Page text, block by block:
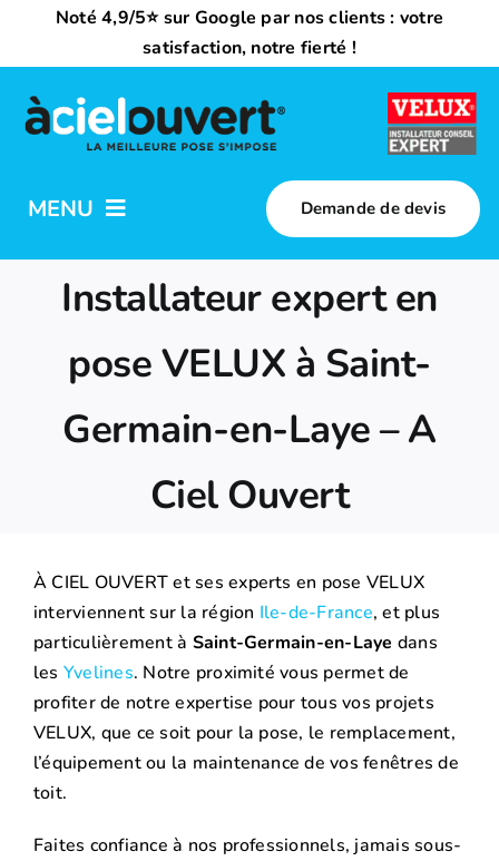
contenu
Noté 4,9/5⭐ sur Google par nos clients : votre
satisfaction, notre fierté !
MENU
Qui sommes-nous ?
Trouvez votre installateur
Demande de devis
Installateur expert en
pose VELUX à Saint-
Germain-en-Laye – A
Ciel Ouvert
À CIEL OUVERT et ses experts en pose VELUX
interviennent sur la région Ile-de-France, et plus
particulièrement à Saint-Germain-en-Laye dans
les Yvelines. Notre proximité vous permet de
profiter de notre expertise pour tous vos projets
VELUX, que ce soit pour la pose, le remplacement,
l’équipement ou la maintenance de vos fenêtres de
toit.
Faites confiance à nos professionnels, jamais sous-